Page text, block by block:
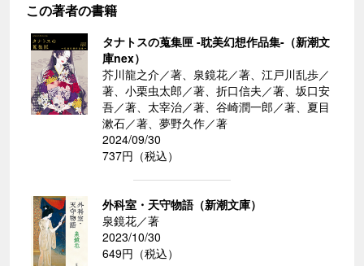
この著者の書籍
タナトスの蒐集匣 -耽美幻想作品集-（新潮文
庫nex）
芥川龍之介／著、泉鏡花／著、江戸川乱歩／
著、小栗虫太郎／著、折口信夫／著、坂口安
吾／著、太宰治／著、谷崎潤一郎／著、夏目
漱石／著、夢野久作／著
2024/09/30
737円（税込）
外科室・天守物語（新潮文庫）
泉鏡花／著
2023/10/30
649円（税込）